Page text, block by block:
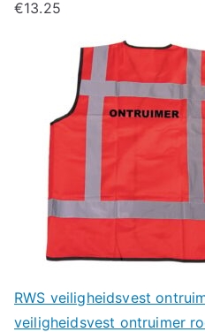
€13.25
RWS veiligheidsvest
veiligheidsvest ontruimer